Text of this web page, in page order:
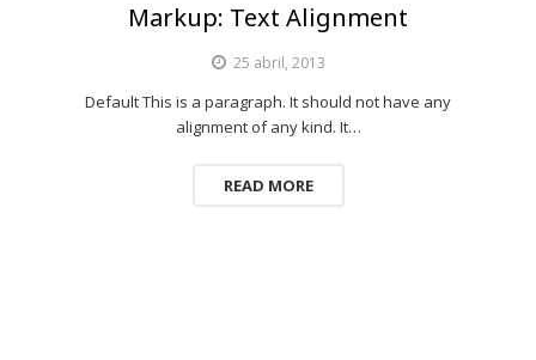
Markup: Text Alignment
25 abril, 2013
Default This is a paragraph. It should not have any
alignment of any kind. It…
READ MORE